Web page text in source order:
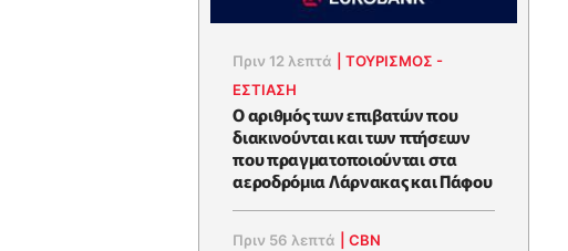
Πριν 12 λεπτά |ΤΟΥΡΙΣΜΟΣ -
ΕΣΤΙΑΣΗ
Ο αριθμός των επιβατών που
διακινούνται και των πτήσεων
που πραγματοποιούνται στα
αεροδρόμια Λάρνακας και Πάφου
Πριν 56 λεπτά |CBN